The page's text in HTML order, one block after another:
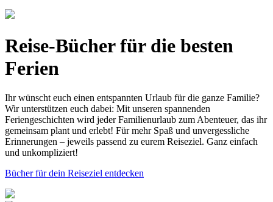
Reise-Bücher für die besten
Ferien
Ihr wünscht euch einen entspannten Urlaub für die ganze Familie?
Wir unterstützen euch dabei: Mit unseren spannenden
Feriengeschichten wird jeder Familienurlaub zum Abenteuer, das ihr
gemeinsam plant und erlebt! Für mehr Spaß und unvergessliche
Erinnerungen – jeweils passend zu eurem Reiseziel. Ganz einfach
und unkompliziert!
Bücher für dein Reiseziel entdecken